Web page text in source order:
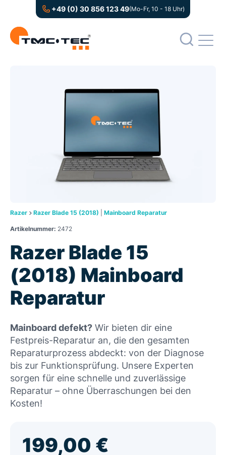
+49 (0) 30 856 123 49(Mo-Fr, 10 - 18 Uhr)
Razer Razer Blade 15 (2018) Mainboard Reparatur
Artikelnummer: 2472
Razer Blade 15
(2018) Mainboard
Reparatur
Mainboard defekt? Wir bieten dir eine
Festpreis-Reparatur an, die den gesamten
Reparaturprozess abdeckt: von der Diagnose
bis zur Funktionsprüfung. Unsere Experten
sorgen für eine schnelle und zuverlässige
Reparatur – ohne Überraschungen bei den
Kosten!
199,00 €